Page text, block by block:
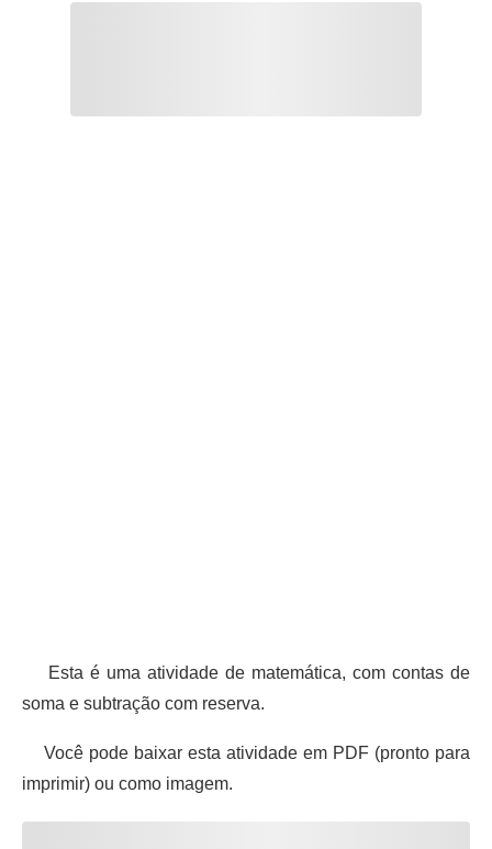
Esta é uma atividade de matemática, com contas de
soma e subtração com reserva.
Você pode baixar esta atividade em PDF (pronto para
imprimir) ou como imagem.